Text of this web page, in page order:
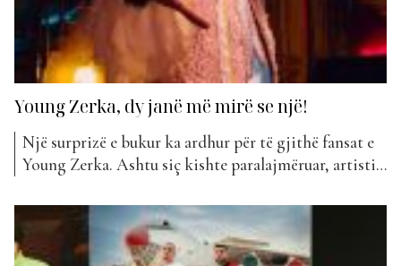
Young Zerka, dy janë më mirë se një!
Një surprizë e bukur ka ardhur për të gjithë fansat e
Young Zerka. Ashtu siç kishte paralajmëruar, artisti
dyja brenda ditës. Bëhet fjalë pikërisht për “Tirane
London”, të cilën Young Zerka e solli në
bashkëpunim me OG Merks, një...